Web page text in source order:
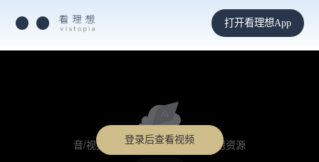
打开看理想App
音/视频格式不支持，或未找到可用资源
登录后查看视频